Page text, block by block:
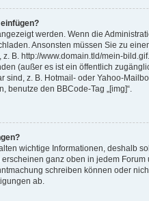
werden. Wenn die
Ansonsten müssen Sie zu
B. http://www.domain.tld/mein-
(außer es ist ein öffentlich
sind, z. B. Hotmail- oder Yahoo-
benutze den BBCode-Tag „[img]“.
wichtige Informationen, deshalb
ganz oben in jedem
schreiben können oder
ab.